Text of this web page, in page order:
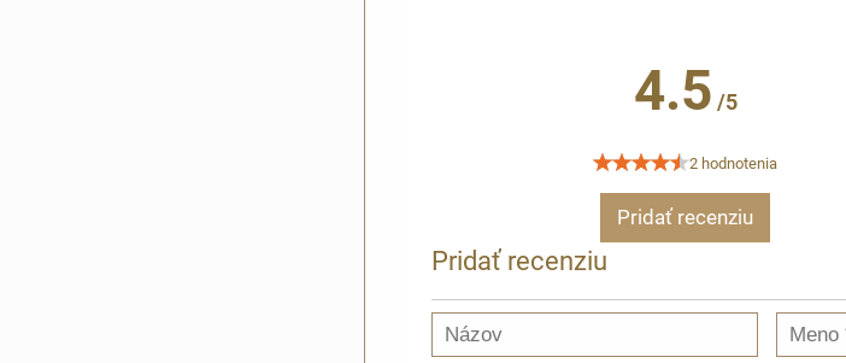
4.5 /5
2 hodnotenia
Pridať recenziu
Pridať recenziu